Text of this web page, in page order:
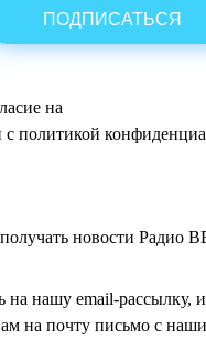
на
с политикой
получать новости Радио
на нашу email-рассылку,
на почту письмо с